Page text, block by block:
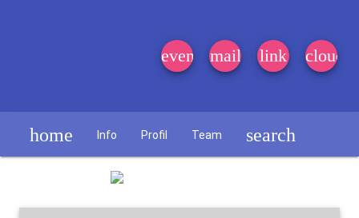
event_note
mail link cloud
home Info Profil Team search